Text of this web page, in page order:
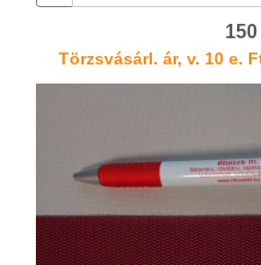
Törzsvásárl. ár, v. 10 e.